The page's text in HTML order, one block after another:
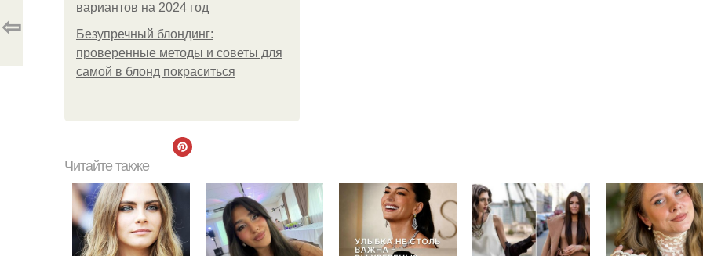
вариантов на 2024 год
Безупречный блондинг:
проверенные методы и советы для
самой в блонд покраситься
⇦
Читайте также